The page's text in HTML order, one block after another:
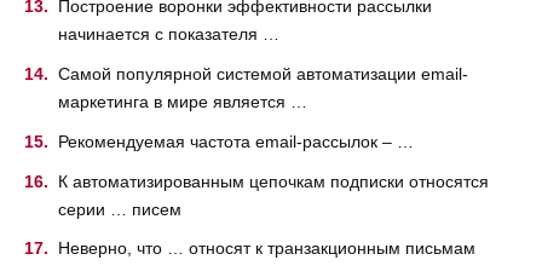
Построение воронки эффективности рассылки
начинается с показателя …
Самой популярной системой автоматизации email-
маркетинга в мире является …
Рекомендуемая частота email-рассылок – …
К автоматизированным цепочкам подписки относятся
серии … писем
Неверно, что … относят к транзакционным письмам